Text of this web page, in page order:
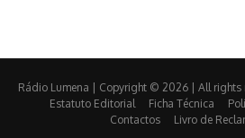
Rádio Lumena | Copyright © 2026 | All rights
Estatuto Editorial
Ficha Técnica
Contactos
Livro de